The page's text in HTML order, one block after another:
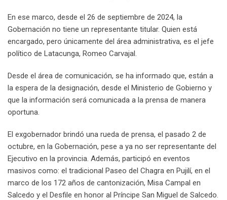
En ese marco, desde el 26 de septiembre de 2024, la
Gobernación no tiene un representante titular. Quien está
encargado, pero únicamente del área administrativa, es el jefe
político de Latacunga, Romeo Carvajal.
Desde el área de comunicación, se ha informado que, están a
la espera de la designación, desde el Ministerio de Gobierno y
que la información será comunicada a la prensa de manera
oportuna.
El exgobernador brindó una rueda de prensa, el pasado 2 de
octubre, en la Gobernación, pese a ya no ser representante del
Ejecutivo en la provincia. Además, participó en eventos
masivos como: el tradicional Paseo del Chagra en Pujilí, en el
marco de los 172 años de cantonización, Misa Campal en
Salcedo y el Desfile en honor al Príncipe San Miguel de Salcedo.